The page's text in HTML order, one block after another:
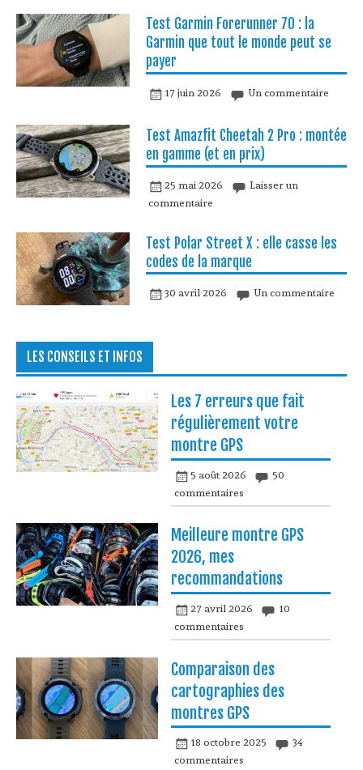
Test Garmin Forerunner 70 : la
Garmin que tout le monde peut se
payer
17 juin 2026 Un commentaire
Test Amazfit Cheetah 2 Pro : montée
en gamme (et en prix)
25 mai 2026
Laisser un
commentaire
Test Polar Street X : elle casse les
codes de la marque
30 avril 2026 Un commentaire
LES CONSEILS ET INFOS
Les 7 erreurs que fait
régulièrement votre
montre GPS
5 août 2026
50
commentaires
Meilleure montre GPS
2026, mes
recommandations
27 avril 2026
10
commentaires
Comparaison des
cartographies des
montres GPS
18 octobre 2025
34
commentaires